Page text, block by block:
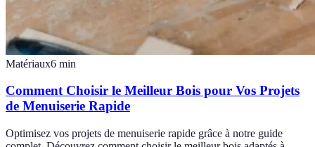
Matériaux6 min
Comment Choisir le Meilleur Bois pour Vos Projets
de Menuiserie Rapide
Optimisez vos projets de menuiserie rapide grâce à notre guide